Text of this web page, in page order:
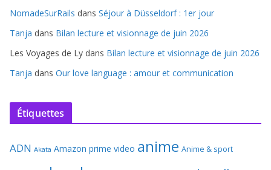
NomadeSurRails dans Séjour à Düsseldorf : 1er jour
Tanja dans Bilan lecture et visionnage de juin 2026
Les Voyages de Ly dans Bilan lecture et visionnage de juin 2026
Tanja dans Our love language : amour et communication
Étiquettes
ADN Akata Amazon prime video anime Anime & sport